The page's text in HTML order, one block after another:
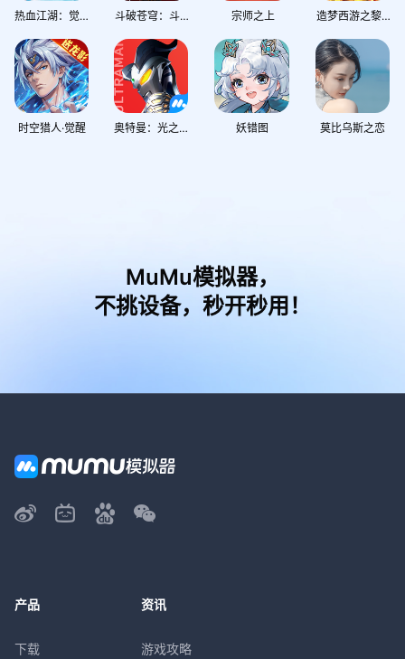
热血江湖：觉醒 斗破苍穹：斗帝之路 宗师之上 造梦西游之黎尤浩劫篇
时空猎人·觉醒 奥特曼：光之战士 妖错图 莫比乌斯之恋
MuMu模拟器，
不挑设备，秒开秒用！
产品
下载
资讯
游戏攻略